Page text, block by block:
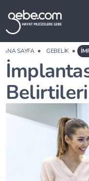
ANA SAYFA GEBELIK